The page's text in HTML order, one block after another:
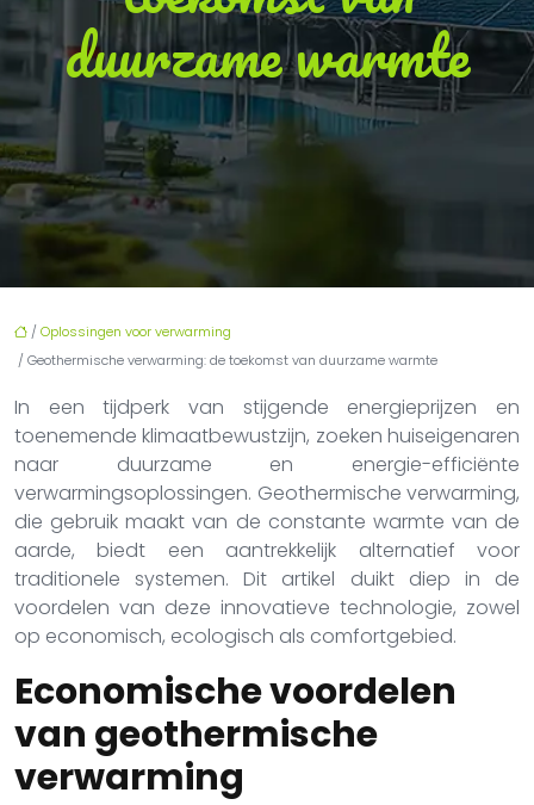
duurzame warmte
/Oplossingen voor verwarming
/ Geothermische verwarming: de toekomst van duurzame warmte
In een tijdperk van stijgende energieprijzen en
toenemende klimaatbewustzijn, zoeken huiseigenaren
naar duurzame en energie-efficiënte
verwarmingsoplossingen. Geothermische verwarming,
die gebruik maakt van de constante warmte van de
aarde, biedt een aantrekkelijk alternatief voor
traditionele systemen. Dit artikel duikt diep in de
voordelen van deze innovatieve technologie, zowel
op economisch, ecologisch als comfortgebied.
Economische voordelen
van geothermische
verwarming